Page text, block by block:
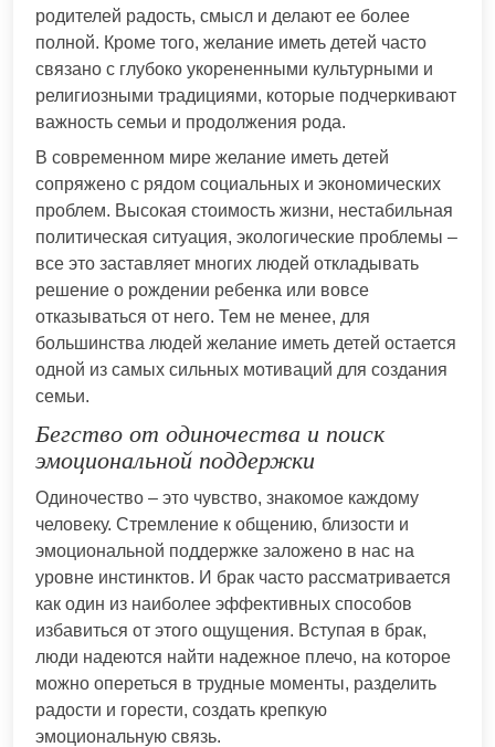
родителей радость, смысл и делают ее более
полной. Кроме того, желание иметь детей часто
связано с глубоко укорененными культурными и
религиозными традициями, которые подчеркивают
важность семьи и продолжения рода.
В современном мире желание иметь детей
сопряжено с рядом социальных и экономических
проблем. Высокая стоимость жизни, нестабильная
политическая ситуация, экологические проблемы –
все это заставляет многих людей откладывать
решение о рождении ребенка или вовсе
отказываться от него. Тем не менее, для
большинства людей желание иметь детей остается
одной из самых сильных мотиваций для создания
семьи.
Бегство от одиночества и поиск
эмоциональной поддержки
Одиночество – это чувство, знакомое каждому
человеку. Стремление к общению, близости и
эмоциональной поддержке заложено в нас на
уровне инстинктов. И брак часто рассматривается
как один из наиболее эффективных способов
избавиться от этого ощущения. Вступая в брак,
люди надеются найти надежное плечо, на которое
можно опереться в трудные моменты, разделить
радости и горести, создать крепкую
эмоциональную связь.